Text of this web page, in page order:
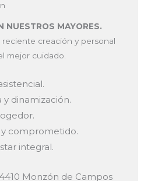
NUESTROS MAYORES.
creación y personal
mejor cuidado.
dinamización.
comprometido.
integral.
Monzón de Campos